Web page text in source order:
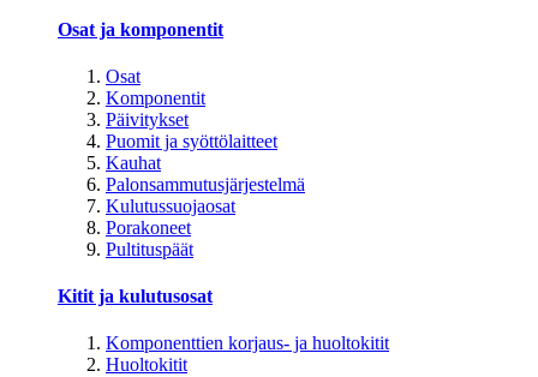
Osat ja komponentit
Osat
Komponentit
Päivitykset
Puomit ja syöttölaitteet
Kauhat
Palonsammutusjärjestelmä
Kulutussuojaosat
Porakoneet
Pultituspäät
Kitit ja kulutusosat
Komponenttien korjaus- ja huoltokitit
Huoltokitit